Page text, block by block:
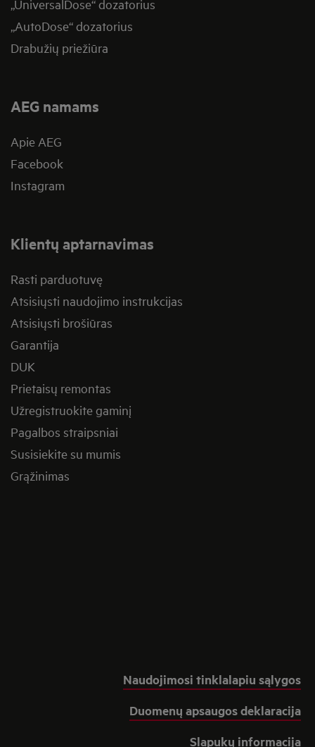
„UniversalDose“ dozatorius
„AutoDose“ dozatorius
Drabužių priežiūra
AEG namams
Apie AEG
Facebook
Instagram
Klientų aptarnavimas
Rasti parduotuvę
Atsisiųsti naudojimo instrukcijas
Atsisiųsti brošiūras
Garantija
DUK
Prietaisų remontas
Užregistruokite gaminį
Pagalbos straipsniai
Susisiekite su mumis
Grąžinimas
Naudojimosi tinklalapiu sąlygos
Duomenų apsaugos deklaracija
Slapukų informacija